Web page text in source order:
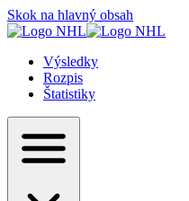
Skok na hlavný obsah
Výsledky
Rozpis
Štatistiky